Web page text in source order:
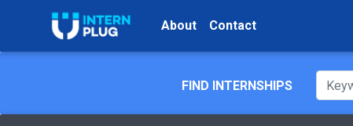
About Contact
FIND INTERNSHIPS